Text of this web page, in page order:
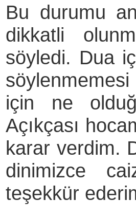
Bu durumu
dikkatli
söyledi. Dua
için ne
Açıkçası
karar verdim.
dinimizce
teşekkür